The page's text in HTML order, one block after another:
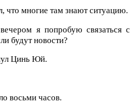
что многие там знают ситуацию.
я попробую связаться с
будут новости?
Цинь Юй.
восьми часов.